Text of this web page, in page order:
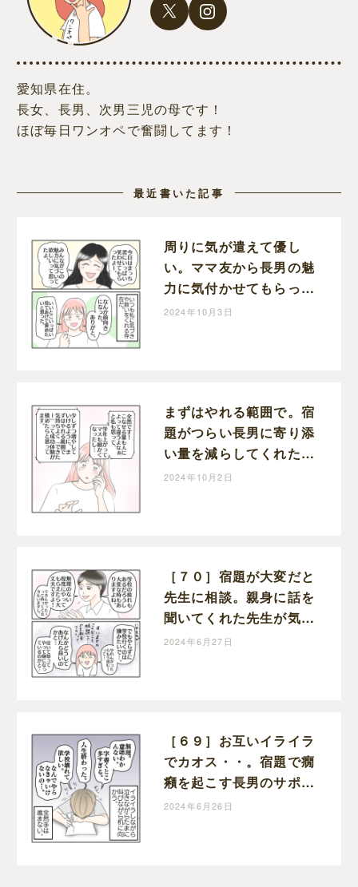
愛知県在住。
長女、長男、次男三児の母です！
ほぼ毎日ワンオペで奮闘してます！
最近書いた記事
周りに気が遣えて優し
い。ママ友から長男の魅
力に気付かせてもらっ
た。学校に行きたくない
2024年10月3日
まずはやれる範囲で。宿
題がつらい長男に寄り添
い量を減らしてくれた先
生。学校に行きたくない
2024年10月2日
［７０］宿題が大変だと
先生に相談。親身に話を
聞いてくれた先生が気に
かけていた事。学校に行
2024年6月27日
［６９］お互いイライラ
でカオス・・。宿題で癇
癪を起こす長男のサポー
トがしんどい・・。学校
2024年6月26日